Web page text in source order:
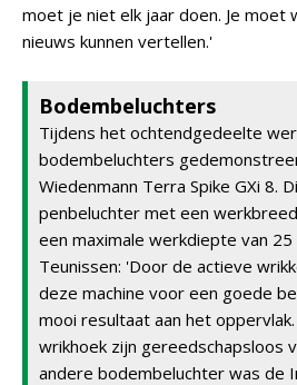
moet je niet elk jaar doen. Je moet
nieuws kunnen vertellen.'
Bodembeluchters
Tijdens het ochtendgedeelte
bodembeluchters
Wiedenmann Terra Spike GXi 8.
penbeluchter met een
een maximale werkdiepte van
Teunissen: 'Door de actieve
deze machine voor een goede
mooi resultaat aan het
wrikhoek zijn gereedschapsloos
andere bodembeluchter was de